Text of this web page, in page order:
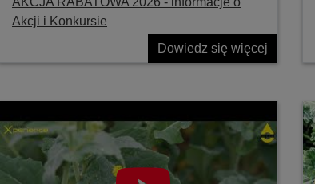
Akcji i Konkursie
Dowiedz się więcej